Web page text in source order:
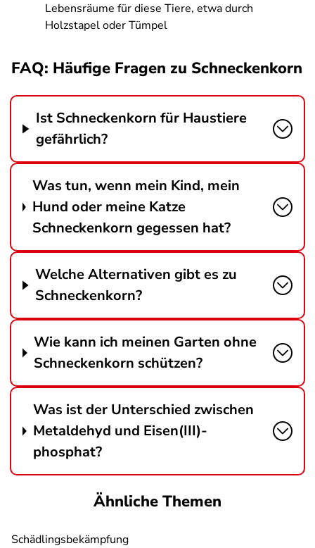
Lebensräume für diese Tiere, etwa durch
Holzstapel oder Tümpel
FAQ: Häufige Fragen zu Schneckenkorn
Ist Schneckenkorn für Haustiere
gefährlich?
Was tun, wenn mein Kind, mein
Hund oder meine Katze
Schneckenkorn gegessen hat?
Welche Alternativen gibt es zu
Schneckenkorn?
Wie kann ich meinen Garten ohne
Schneckenkorn schützen?
Was ist der Unterschied zwischen
Metaldehyd und Eisen(III)-
phosphat?
Ähnliche Themen
Schädlingsbekämpfung